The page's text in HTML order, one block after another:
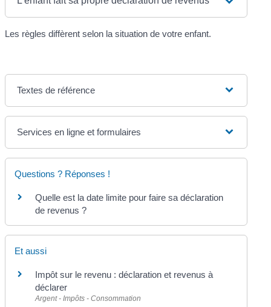
Les règles diffèrent selon la situation de votre enfant.
Textes de référence
Services en ligne et formulaires
Questions ? Réponses !
Quelle est la date limite pour faire sa déclaration
de revenus ?
Et aussi
Impôt sur le revenu : déclaration et revenus à
déclarer
Argent - Impôts - Consommation